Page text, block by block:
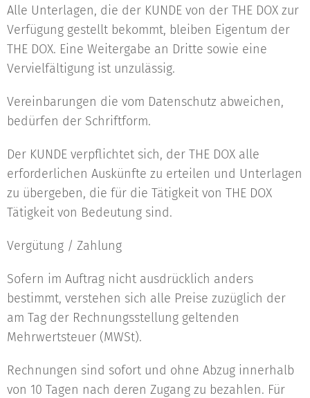
Alle Unterlagen, die der KUNDE von der THE DOX zur
Verfügung gestellt bekommt, bleiben Eigentum der
THE DOX. Eine Weitergabe an Dritte sowie eine
Vervielfältigung ist unzulässig.
Vereinbarungen die vom Datenschutz abweichen,
bedürfen der Schriftform.
Der KUNDE verpflichtet sich, der THE DOX alle
erforderlichen Auskünfte zu erteilen und Unterlagen
zu übergeben, die für die Tätigkeit von THE DOX
Tätigkeit von Bedeutung sind.
Vergütung / Zahlung
Sofern im Auftrag nicht ausdrücklich anders
bestimmt, verstehen sich alle Preise zuzüglich der
am Tag der Rechnungsstellung geltenden
Mehrwertsteuer (MWSt).
Rechnungen sind sofort und ohne Abzug innerhalb
von 10 Tagen nach deren Zugang zu bezahlen. Für